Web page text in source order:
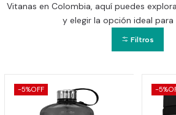
Vitanas en Colombia, aquí puedes
y elegir la opción ideal
Filtros
-5%OFF -5%